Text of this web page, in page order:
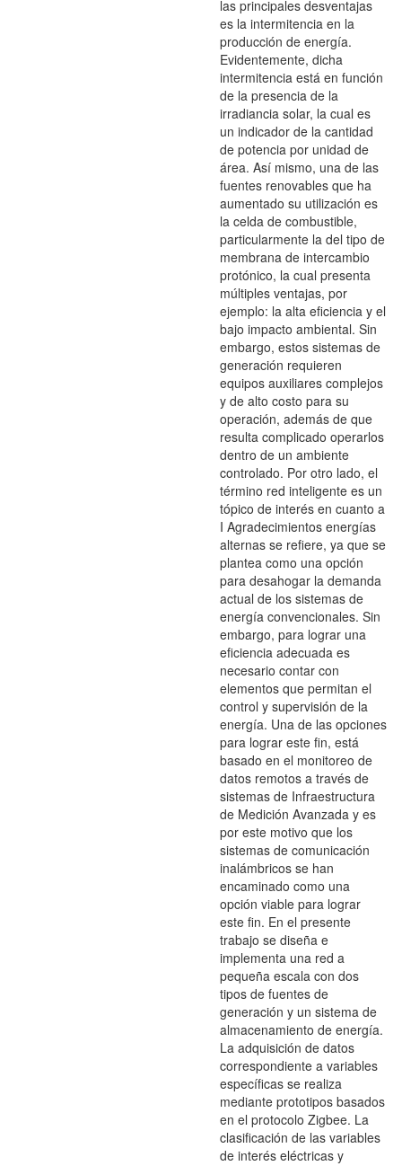
las principales desventajas
es la intermitencia en la
producción de energía.
Evidentemente, dicha
intermitencia está en función
de la presencia de la
irradiancia solar, la cual es
un indicador de la cantidad
de potencia por unidad de
área. Así mismo, una de las
fuentes renovables que ha
aumentado su utilización es
la celda de combustible,
particularmente la del tipo de
membrana de intercambio
protónico, la cual presenta
múltiples ventajas, por
ejemplo: la alta eficiencia y el
bajo impacto ambiental. Sin
embargo, estos sistemas de
generación requieren
equipos auxiliares complejos
y de alto costo para su
operación, además de que
resulta complicado operarlos
dentro de un ambiente
controlado. Por otro lado, el
término red inteligente es un
tópico de interés en cuanto a
I Agradecimientos energías
alternas se refiere, ya que se
plantea como una opción
para desahogar la demanda
actual de los sistemas de
energía convencionales. Sin
embargo, para lograr una
eficiencia adecuada es
necesario contar con
elementos que permitan el
control y supervisión de la
energía. Una de las opciones
para lograr este fin, está
basado en el monitoreo de
datos remotos a través de
sistemas de Infraestructura
de Medición Avanzada y es
por este motivo que los
sistemas de comunicación
inalámbricos se han
encaminado como una
opción viable para lograr
este fin. En el presente
trabajo se diseña e
implementa una red a
pequeña escala con dos
tipos de fuentes de
generación y un sistema de
almacenamiento de energía.
La adquisición de datos
correspondiente a variables
específicas se realiza
mediante prototipos basados
en el protocolo Zigbee. La
clasificación de las variables
de interés eléctricas y